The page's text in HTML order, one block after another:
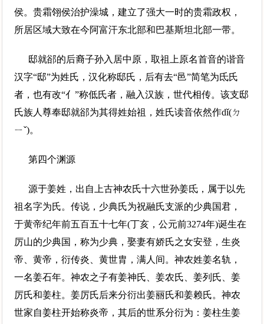
侯。贵霜翎侯治护澡城，建立了强大一时的贵霜政权，
所居区域大致在今阿富汗东北部和巴基斯坦北部一带。
邸就郤的后裔子孙入居中原，取祖上原名首音的谐音
汉字“邸”为姓氏，汉化称邸氏，后有去“邑”简笔为氐氏
者，也有改“亻”称低氏者，融入汉族，世代相传。该支邸
氏族人尊奉邸就郤为其得姓始祖，姓氏读音依然作dǐ(ㄉ
ㄧˇ)。
第四个渊源
源于姜姓，出自上古神农氏十六世孙姜氐，属于以先
祖名字为氏。传说，少典氏为祝融氏支派的少典国君，
于黄帝纪年前五百五十七年(丁亥，公元前3274年)诞生在
厉山的少典国，称为少典，娶妻有娇氏之女安登，生炎
帝、黄帝，衍传炎、黄世胄，满人间。神农姓姜名轨，
一名姜石年。神农之子有姜神氏、姜农氏、姜列氏、姜
厉氏和姜柱。姜厉氏后来分衍出姜丽氏和姜赖氏。神农
世家自姜柱开始称炎帝，其后的世系分衍为：姜柱生姜